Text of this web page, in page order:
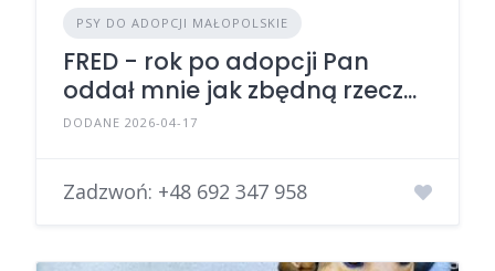
PSY DO ADOPCJI MAŁOPOLSKIE
FRED - rok po adopcji Pan
oddał mnie jak zbędną rzecz...
DODANE 2026-04-17
Zadzwoń: +48 692 347 958